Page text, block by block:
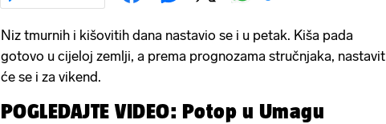
Niz tmurnih i kišovitih dana nastavio se i u petak. Kiša pada
gotovo u cijeloj zemlji, a prema prognozama stručnjaka, nastavit
će se i za vikend.
POGLEDAJTE VIDEO: Potop u Umagu